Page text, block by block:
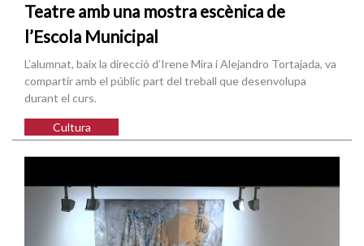
Teatre amb una mostra escènica de
l’Escola Municipal
L’alumnat, baix la direcció d’Irene Mira i Alejandro Tortajada, va
compartir amb el públic part del treball que desenvolupa
durant el curs.
Cultura